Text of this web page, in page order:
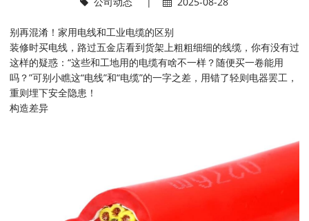
别再混淆！家用电线和工业电缆的区别
装修时买电线，路过五金店看到货架上粗粗细细的线缆，你有没有过
这样的疑惑：“这些和工地用的电缆有啥不一样？随便买一卷能用
吗？”可别小瞧这“电线”和“电缆”的一字之差，用错了轻则电器罢工，
重则埋下安全隐患！
构造差异